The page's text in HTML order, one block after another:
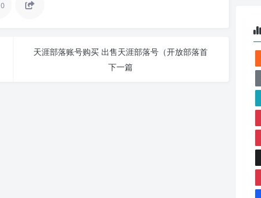
0
天涯部落账号购买 出售天涯部落号（开放部落首
下一篇